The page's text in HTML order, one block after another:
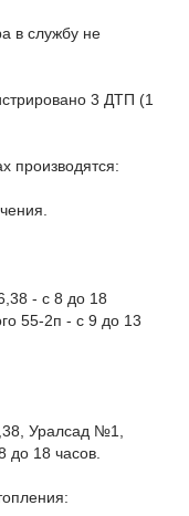
в службу не
3 ДТП (1
производятся:
- с 8 до 18
55-2п - с 9 до 13
Уралсад №1,
до 18 часов.